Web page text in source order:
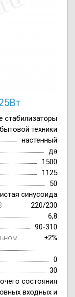
стабилизаторы
техники
настенный
да
1500
1125
50
синусоида
220/230
6,8
90-310
±2%
0
30
состояния
входных и